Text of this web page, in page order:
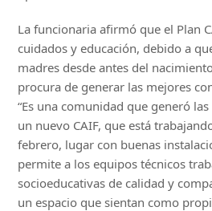
La funcionaria afirmó que el Plan
cuidados y educación, debido a
madres desde antes del
procura de generar las mejores
“Es una comunidad que generó
un nuevo CAIF, que está
febrero, lugar con buenas
permite a los equipos técnicos
socioeducativas de calidad y
un espacio que sientan como